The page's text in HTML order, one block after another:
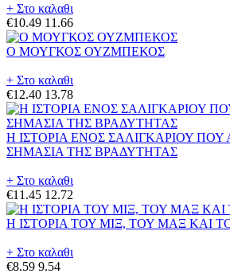
+ Στο καλαθι
€10.49 11.66
Ο ΜΟΥΓΚΟΣ ΟΥΖΜΠΕΚΟΣ
+ Στο καλαθι
€12.40 13.78
Η ΙΣΤΟΡΙΑ ΕΝΟΣ ΣΑΛΙΓΚΑΡΙΟΥ
ΣΗΜΑΣΙΑ ΤΗΣ ΒΡΑΔΥΤΗΤΑΣ
+ Στο καλαθι
€11.45 12.72
Η ΙΣΤΟΡΙΑ ΤΟΥ ΜΙΞ, ΤΟΥ ΜΑΞ ΚΑΙ
+ Στο καλαθι
€8.59 9.54